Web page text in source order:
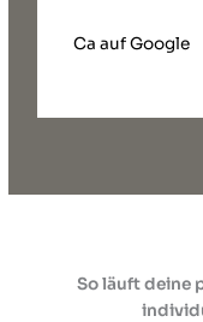
Ca auf Google
So läuft deine